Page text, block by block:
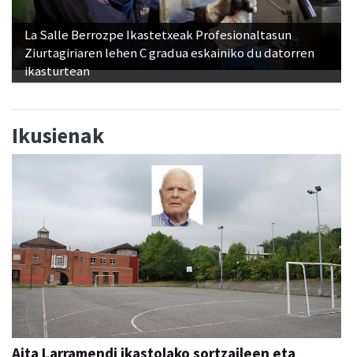
La Salle Berrozpe Ikastetxeak Profesionaltasun
Ziurtagiriaren lehen C gradua eskainiko du datorren
ikasturtean
Ikusienak